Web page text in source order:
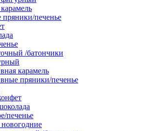
пряники/печенье
/батончики
карамель
пряники/печенье
печенье